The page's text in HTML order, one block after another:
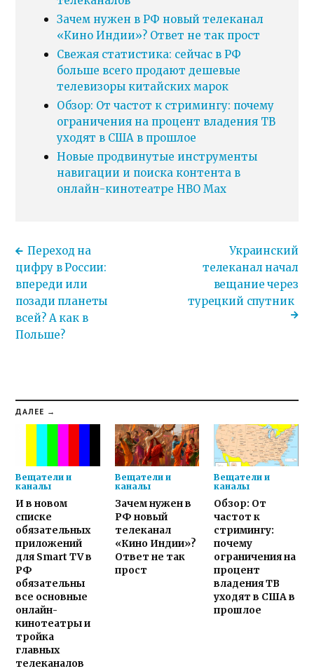
Зачем нужен в РФ новый телеканал
«Кино Индии»? Ответ не так прост
Свежая статистика: сейчас в РФ
больше всего продают дешевые
телевизоры китайских марок
Обзор: От частот к стримингу: почему
ограничения на процент владения ТВ
уходят в США в прошлое
Новые продвинутые инструменты
навигации и поиска контента в
онлайн-кинотеатре HBO Max
Переход на
цифру в России:
впереди или
позади планеты
всей? А как в
Польше?
Украинский
телеканал начал
вещание через
турецкий спутник
ДАЛЕЕ →
Вещатели и
каналы
И в новом
списке
обязательных
приложений
для Smart TV в
РФ
обязательны
все основные
онлайн-
кинотеатры и
тройка
главных
телеканалов
Вещатели и
каналы
Зачем нужен в
РФ новый
телеканал
«Кино Индии»?
Ответ не так
прост
Вещатели и
каналы
Обзор: От
частот к
стримингу:
почему
ограничения на
процент
владения ТВ
уходят в США в
прошлое